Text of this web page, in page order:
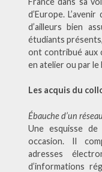
d’Europe.
d’ailleurs bien
étudiants
ont contribué aux
en atelier ou par le
Les acquis du
Ébauche d’un réseau
Une esquisse
occasion. Il
adresses
d’informations